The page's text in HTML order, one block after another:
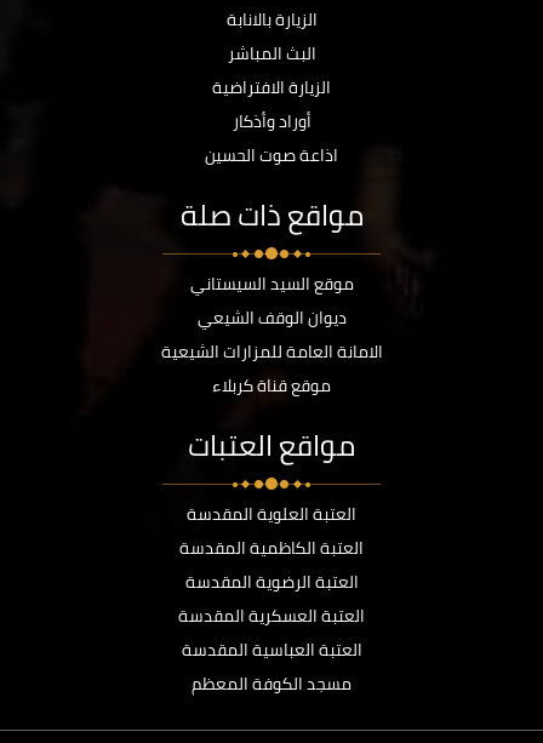
الزيارة بالانابة
البث المباشر
الزيارة الافتراضية
أوراد وأذكار
اذاعة صوت الحسين
مواقع ذات صلة
موقع السيد السيستاني
ديوان الوقف الشيعي
الامانة العامة للمزارات الشيعية
موقع قناة كربلاء
مواقع العتبات
العتبة العلوية المقدسة
العتبة الكاظمية المقدسة
العتبة الرضوية المقدسة
العتبة العسكرية المقدسة
العتبة العباسية المقدسة
مسجد الكوفة المعظم